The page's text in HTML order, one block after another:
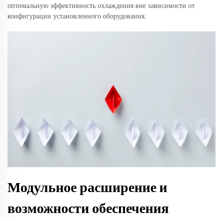
оптимальную эффективность охлаждения вне зависимости от
конфигурации установленного оборудования.
Модульное расширение и
возможности обеспечения